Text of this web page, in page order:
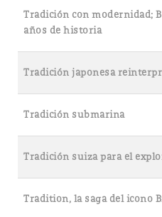
Tradición con modernidad;
años de historia
Tradición japonesa
Tradición submarina
Tradición suiza para el
Tradition, la saga del icono